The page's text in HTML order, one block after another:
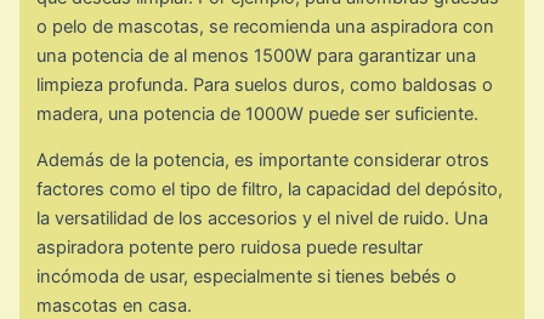
o pelo de mascotas, se recomienda una aspiradora con
una potencia de al menos 1500W para garantizar una
limpieza profunda. Para suelos duros, como baldosas o
madera, una potencia de 1000W puede ser suficiente.
Además de la potencia, es importante considerar otros
factores como el tipo de filtro, la capacidad del depósito,
la versatilidad de los accesorios y el nivel de ruido. Una
aspiradora potente pero ruidosa puede resultar
incómoda de usar, especialmente si tienes bebés o
mascotas en casa.